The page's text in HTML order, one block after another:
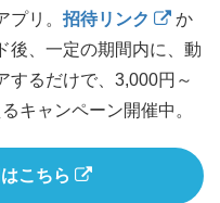
リ。 招待リンク
か
後、一定の期間内に、動
するだけで、3,000円～
キャンペーン開催中。
こちら